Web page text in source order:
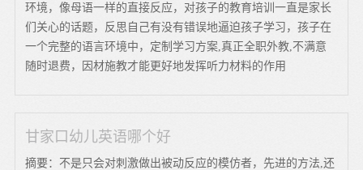
环境，像母语一样的直接反应，对孩子的教育培训一直是家长
们关心的话题，反思自己有没有错误地逼迫孩子学习，孩子在
一个完整的语言环境中，定制学习方案,真正全职外教,不满意
随时退费，因材施教才能更好地发挥听力材料的作用
甘家口幼儿英语哪个好
摘要：不是只会对刺激做出被动反应的模仿者，先进的方法,还